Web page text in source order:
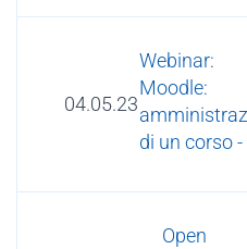
04.05.23
Webinar:
Moodle:
di un corso -
Open